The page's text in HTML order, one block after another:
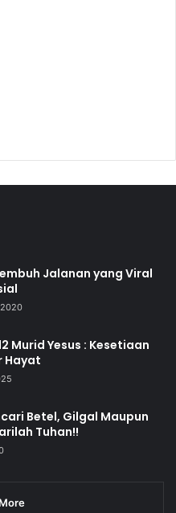
Jalanan yang Viral
Murid Yesus : Kesetiaan
Hayat
Betel, Gilgal Maupun
Tuhan!!